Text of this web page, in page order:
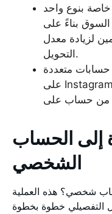
بنوع واحد
بناءً على
لزيادة معدل
التحويل.
حسابات متعددة
على Instagram . وبالتالي، لا يوجد جانب سلبي أو
إلى الحساب
الشخصي
شخصي؟ هذه العملية